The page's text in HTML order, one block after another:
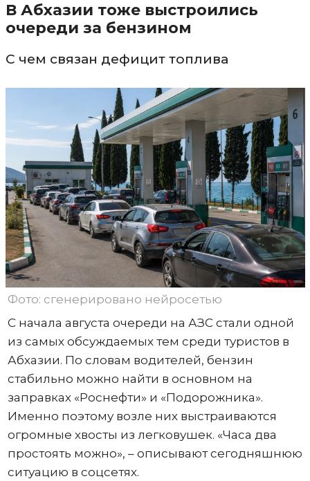
В Абхазии тоже выстроились
очереди за бензином
С чем связан дефицит топлива
Фото: сгенерировано нейросетью
С начала августа очереди на АЗС стали одной
из самых обсуждаемых тем среди туристов в
Абхазии. По словам водителей, бензин
стабильно можно найти в основном на
заправках «Роснефти» и «Подорожника».
Именно поэтому возле них выстраиваются
огромные хвосты из легковушек. «Часа два
простоять можно», – описывают сегодняшнюю
ситуацию в соцсетях.